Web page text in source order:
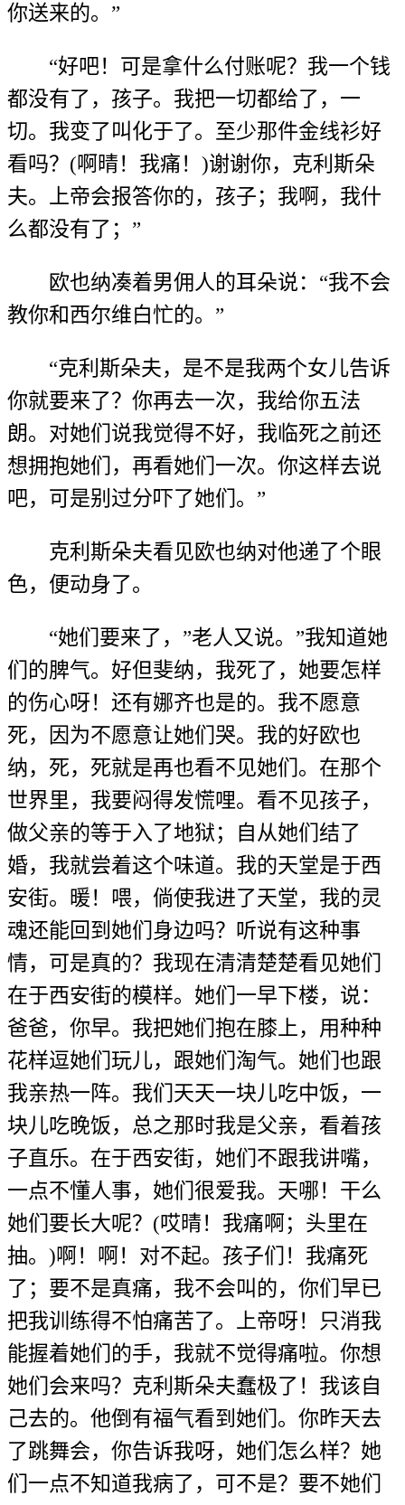
你送来的。”
“好吧！可是拿什么付账呢？我一个钱
都没有了，孩子。我把一切都给了，一
切。我变了叫化于了。至少那件金线衫好
看吗？(啊晴！我痛！)谢谢你，克利斯朵
夫。上帝会报答你的，孩子；我啊，我什
么都没有了；”
欧也纳凑着男佣人的耳朵说：“我不会
教你和西尔维白忙的。”
“克利斯朵夫，是不是我两个女儿告诉
你就要来了？你再去一次，我给你五法
朗。对她们说我觉得不好，我临死之前还
想拥抱她们，再看她们一次。你这样去说
吧，可是别过分吓了她们。”
克利斯朵夫看见欧也纳对他递了个眼
色，便动身了。
“她们要来了，”老人又说。”我知道她
们的脾气。好但斐纳，我死了，她要怎样
的伤心呀！还有娜齐也是的。我不愿意
死，因为不愿意让她们哭。我的好欧也
纳，死，死就是再也看不见她们。在那个
世界里，我要闷得发慌哩。看不见孩子，
做父亲的等于入了地狱；自从她们结了
婚，我就尝着这个味道。我的天堂是于西
安街。暖！喂，倘使我进了天堂，我的灵
魂还能回到她们身边吗？听说有这种事
情，可是真的？我现在清清楚楚看见她们
在于西安街的模样。她们一早下楼，说：
爸爸，你早。我把她们抱在膝上，用种种
花样逗她们玩儿，跟她们淘气。她们也跟
我亲热一阵。我们天天一块儿吃中饭，一
块儿吃晚饭，总之那时我是父亲，看着孩
子直乐。在于西安街，她们不跟我讲嘴，
一点不懂人事，她们很爱我。天哪！干么
她们要长大呢？(哎晴！我痛啊；头里在
抽。)啊！啊！对不起。孩子们！我痛死
了；要不是真痛，我不会叫的，你们早已
把我训练得不怕痛苦了。上帝呀！只消我
能握着她们的手，我就不觉得痛啦。你想
她们会来吗？克利斯朵夫蠢极了！我该自
己去的。他倒有福气看到她们。你昨天去
了跳舞会，你告诉我呀，她们怎么样？她
们一点不知道我病了，可不是？要不她们